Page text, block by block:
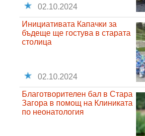
02.10.2024
Инициативата Капачки за
бъдеще ще гостува в старата
столица
02.10.2024
Благотворителен бал в Стара
Загора в помощ на Клиниката
по неонатология